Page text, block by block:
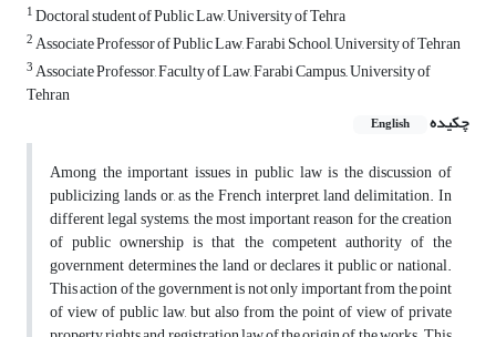
1Doctoral student of Public Law, University of Tehra
2Associate Professor of Public Law, Farabi School, University of Tehran
3Associate Professor, Faculty of Law, Farabi Campus,, University of
Tehran
چکیده
English
Among the important issues in public law is the discussion of
publicizing lands or, as the French interpret, land delimitation. In
different legal systems, the most important reason for the creation
of public ownership is that the competent authority of the
government determines the land or declares it public or national.
This action of the government is not only important from the point
of view of public law, but also from the point of view of private